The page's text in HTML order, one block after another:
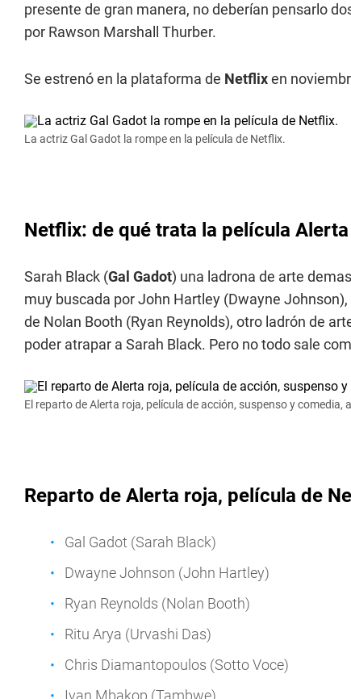
presente de gran manera, no deberían pensarlo
por Rawson Marshall Thurber.
Se estrenó en la plataforma de Netflixen
La actriz Gal Gadot la rompe en la película de Netflix.
Netflix: de qué trata la película
Sarah Black (Gal Gadot) una ladrona de arte
muy buscada por John Hartley (Dwayne
de Nolan Booth (Ryan Reynolds), otro ladrón de
poder atrapar a Sarah Black. Pero no todo sale
El reparto de Alerta roja, película de acción, suspenso y comedia,
Reparto de Alerta roja, película de
Gal Gadot (Sarah Black)
Dwayne Johnson (John Hartley)
Ryan Reynolds (Nolan Booth)
Ritu Arya (Urvashi Das)
Chris Diamantopoulos (Sotto Voce)
Ivan Mbakop (Tambwe)